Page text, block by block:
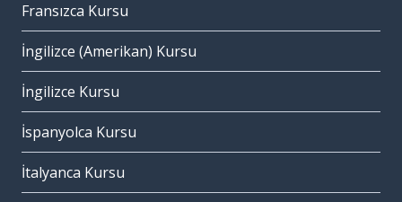
Fransızca Kursu
İngilizce (Amerikan) Kursu
İngilizce Kursu
İspanyolca Kursu
İtalyanca Kursu